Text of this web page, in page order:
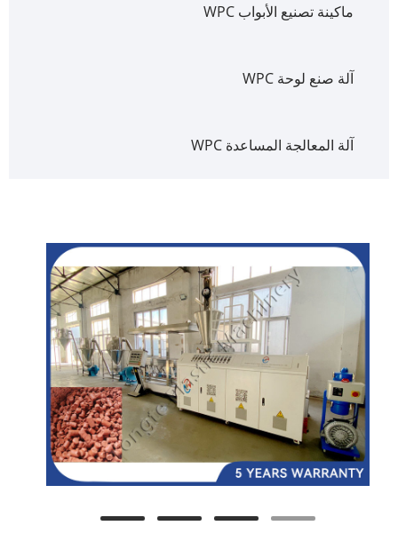
ماكينة تصنيع الأبواب WPC
آلة صنع لوحة WPC
آلة المعالجة المساعدة WPC